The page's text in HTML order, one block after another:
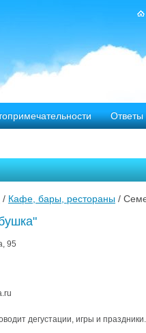
Ответы
/ Кафе, бары, рестораны /
95
дегустации, игры и